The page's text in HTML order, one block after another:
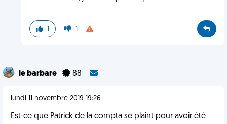
1 1
le barbare 88
lundi 11 novembre 2019 19:26
Est-ce que Patrick de la compta se plaint pour avoir été